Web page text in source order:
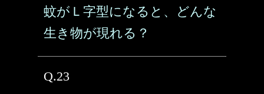
蚊がＬ字型になると、どんな
生き物が現れる？
Q.23